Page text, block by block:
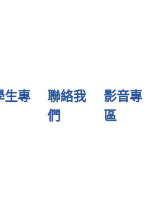
生專
聯絡我
們
影音專
區